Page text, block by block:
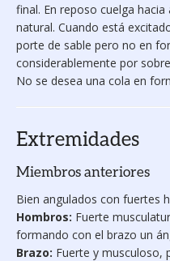
final. En reposo cuelga
natural. Cuando está
porte de sable pero no en
considerablemente por
No se desea una cola en
Extremidades
Miembros anteriores
Bien angulados con fuertes
Hombros: Fuerte
formando con el brazo un
Brazo: Fuerte y muscu­loso,